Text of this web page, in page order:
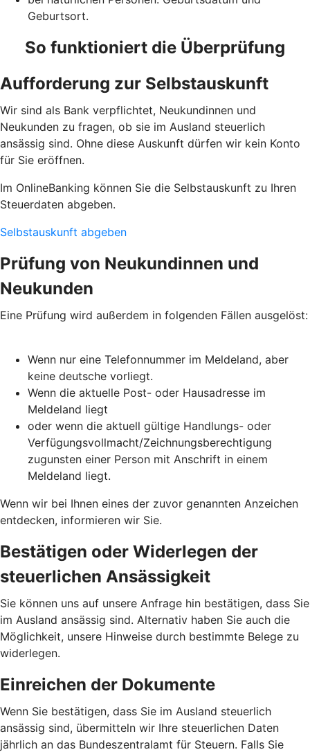
Geburtsort.
So funktioniert die Überprüfung
Aufforderung zur Selbstauskunft
Wir sind als Bank verpflichtet, Neukundinnen und
Neukunden zu fragen, ob sie im Ausland steuerlich
ansässig sind. Ohne diese Auskunft dürfen wir kein Konto
für Sie eröffnen.
Im OnlineBanking können Sie die Selbstauskunft zu Ihren
Steuerdaten abgeben.
Selbstauskunft abgeben
Prüfung von Neukundinnen und
Neukunden
Eine Prüfung wird außerdem in folgenden Fällen ausgelöst:
Wenn nur eine Telefonnummer im Meldeland, aber
keine deutsche vorliegt.
Wenn die aktuelle Post- oder Hausadresse im
Meldeland liegt
oder wenn die aktuell gültige Handlungs- oder
Verfügungsvollmacht/Zeichnungsberechtigung
zugunsten einer Person mit Anschrift in einem
Meldeland liegt.
Wenn wir bei Ihnen eines der zuvor genannten Anzeichen
entdecken, informieren wir Sie.
Bestätigen oder Widerlegen der
steuerlichen Ansässigkeit
Sie können uns auf unsere Anfrage hin bestätigen, dass Sie
im Ausland ansässig sind. Alternativ haben Sie auch die
Möglichkeit, unsere Hinweise durch bestimmte Belege zu
widerlegen.
Einreichen der Dokumente
Wenn Sie bestätigen, dass Sie im Ausland steuerlich
ansässig sind, übermitteln wir Ihre steuerlichen Daten
jährlich an das Bundeszentralamt für Steuern. Falls Sie